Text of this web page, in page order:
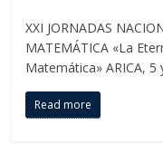
XXI JORNADAS
MATEMÁTICA «La
Matemática» ARICA, 5
Read more